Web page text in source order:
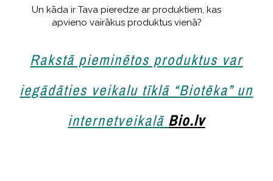
Un kāda ir Tava pieredze ar produktiem, kas
apvieno vairākus produktus vienā?
Rakstā pieminētos produktus var
iegādāties veikalu tīklā “Biotēka” un
internetveikalā Bio.lv